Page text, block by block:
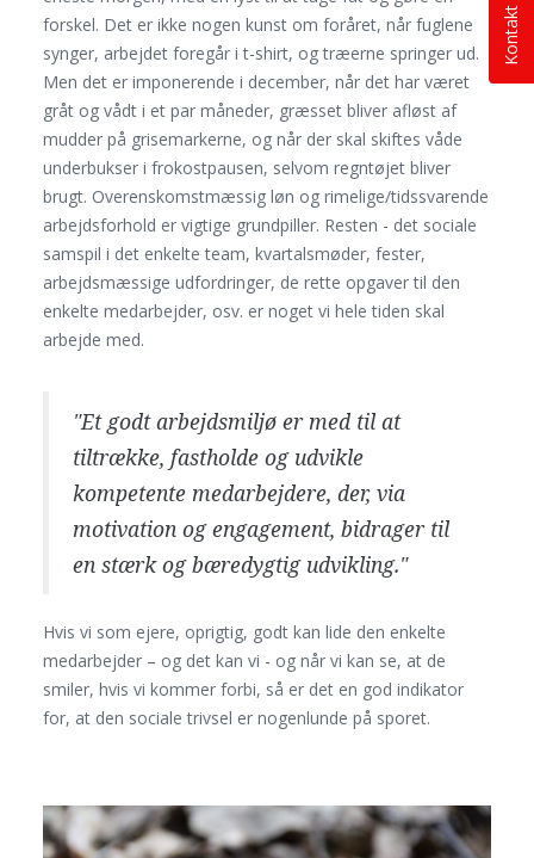
forskel. Det er ikke nogen kunst om foråret, når fuglene
synger, arbejdet foregår i t-shirt, og træerne springer ud.
Men det er imponerende i december, når det har været
gråt og vådt i et par måneder, græsset bliver afløst af
mudder på grisemarkerne, og når der skal skiftes våde
underbukser i frokostpausen, selvom regntøjet bliver
brugt. Overenskomstmæssig løn og rimelige/tidssvarende
arbejdsforhold er vigtige grundpiller. Resten - det sociale
samspil i det enkelte team, kvartalsmøder, fester,
arbejdsmæssige udfordringer, de rette opgaver til den
enkelte medarbejder, osv. er noget vi hele tiden skal
arbejde med.
"Et godt arbejdsmiljø er med til at
tiltrække, fastholde og udvikle
kompetente medarbejdere, der, via
motivation og engagement, bidrager til
en stærk og bæredygtig udvikling."
Hvis vi som ejere, oprigtig, godt kan lide den enkelte
medarbejder – og det kan vi - og når vi kan se, at de
smiler, hvis vi kommer forbi, så er det en god indikator
for, at den sociale trivsel er nogenlunde på sporet.
Kontakt os